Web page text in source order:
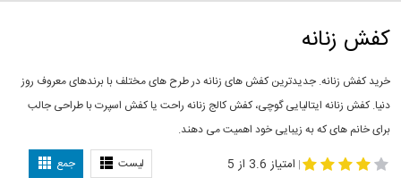
کفش زنانه
خرید کفش زنانه. جدیدترین کفش های زنانه در طرح های مختلف با برندهای معروف روز
دنیا. کفش زنانه ایتالیایی گوچی، کفش کالج زنانه راحت یا کفش اسپرت با طراحی جالب
برای خانم های که به زیبایی خود اهمیت می دهند.
لیست جمع | امتیاز 3.6 از 5